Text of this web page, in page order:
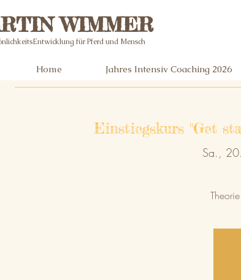
WIMMER
für Pferd und Mensch
Home Jahres Intensiv Coaching 2026
Einstiegskurs "Get
Sa.,